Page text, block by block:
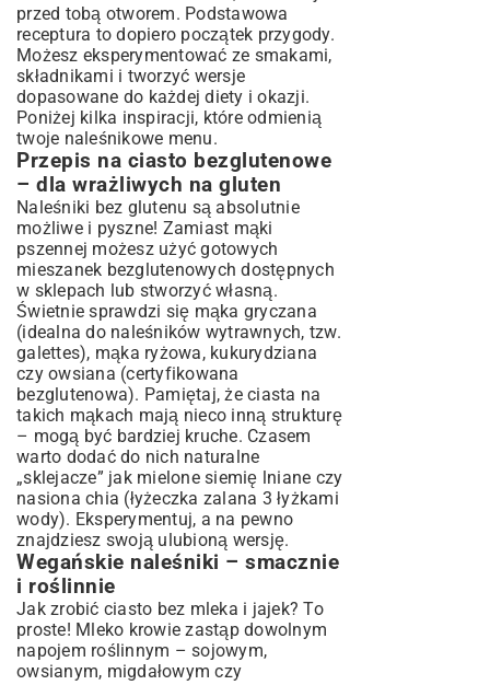
przed tobą otworem. Podstawowa
receptura to dopiero początek przygody.
Możesz eksperymentować ze smakami,
składnikami i tworzyć wersje
dopasowane do każdej diety i okazji.
Poniżej kilka inspiracji, które odmienią
twoje naleśnikowe menu.
Przepis na ciasto bezglutenowe
– dla wrażliwych na gluten
Naleśniki bez glutenu są absolutnie
możliwe i pyszne! Zamiast mąki
pszennej możesz użyć gotowych
mieszanek bezglutenowych dostępnych
w sklepach lub stworzyć własną.
Świetnie sprawdzi się mąka gryczana
(idealna do naleśników wytrawnych, tzw.
galettes), mąka ryżowa, kukurydziana
czy owsiana (certyfikowana
bezglutenowa). Pamiętaj, że ciasta na
takich mąkach mają nieco inną strukturę
– mogą być bardziej kruche. Czasem
warto dodać do nich naturalne
„sklejacze” jak mielone siemię lniane czy
nasiona chia (łyżeczka zalana 3 łyżkami
wody). Eksperymentuj, a na pewno
znajdziesz swoją ulubioną wersję.
Wegańskie naleśniki – smacznie
i roślinnie
Jak zrobić ciasto bez mleka i jajek? To
proste! Mleko krowie zastąp dowolnym
napojem roślinnym – sojowym,
owsianym, migdałowym czy